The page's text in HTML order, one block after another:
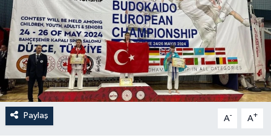
Paylaş A- A+